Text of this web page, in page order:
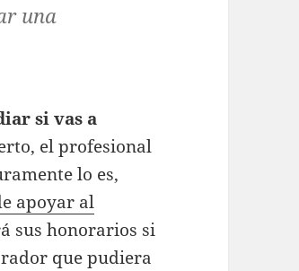
una
si vas a
el profesional
lo es,
apoyar al
sus honorarios si
que pudiera